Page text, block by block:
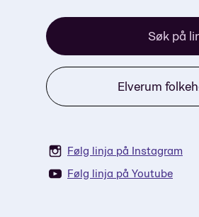
Søk på
Elverum
Følg linja på Instagram
Følg linja på Youtube